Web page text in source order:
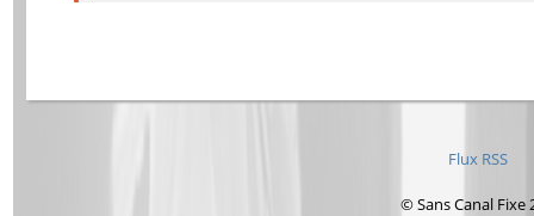
Flux RSS
© Sans Canal Fixe